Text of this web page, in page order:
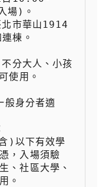
場)。
棟。
使用。
，入場須驗
、社區大學、
。